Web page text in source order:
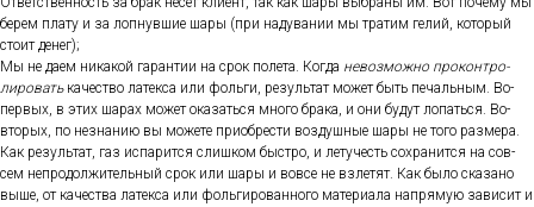
бе­рем пла­ту и за лоп­нувшие ша­ры (при на­дува­нии мы тра­тим ге­лий, ко­торый
сто­ит де­нег);
Мы не да­ем ни­какой га­ран­тии на срок по­лета. Ког­да не­воз­можно про­кон­тро­
лиро­ватька­чес­тво ла­тек­са или фоль­ги, ре­зуль­тат мо­жет быть пе­чаль­ным. Во-
пер­вых, в этих ша­рах мо­жет ока­зать­ся мно­го бра­ка, и они бу­дут ло­пать­ся. Во-
вто­рых, по нез­на­нию вы мо­жете при­об­рести воз­душные ша­ры не то­го раз­ме­ра.
Как ре­зуль­тат, газ ис­па­рит­ся слиш­ком быс­тро, и ле­тучесть сох­ра­нит­ся на сов­
сем неп­ро­дол­жи­тель­ный срок или ша­ры и вов­се не взле­тят. Как бы­ло ска­зано
вы­ше, от ка­чес­тва ла­тек­са или фоль­ги­рован­но­го ма­тери­ала нап­ря­мую за­висит и